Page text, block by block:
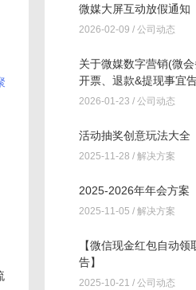
微媒大屏互动放假通知
2026-02-09 / 公司动态
关于微媒数字营销(微
开票、退款&提现事宜
2026-01-23 / 公司动态
活动抽奖创意玩法大全
2025-11-28 / 解决方案
2025-2026年年会方案
2025-11-05 / 解决方案
【微信现金红包自动
告】
2025-10-21 / 公司动态